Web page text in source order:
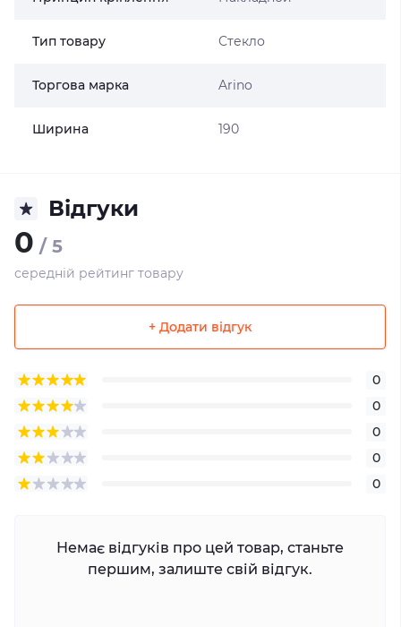
Тип товару Стекло
Торгова марка Arino
Ширина 190
Відгуки
0 / 5
середній рейтинг товару
+ Додати відгук
0
0
0
0
0
Немає відгуків про цей товар, станьте
першим, залиште свій відгук.